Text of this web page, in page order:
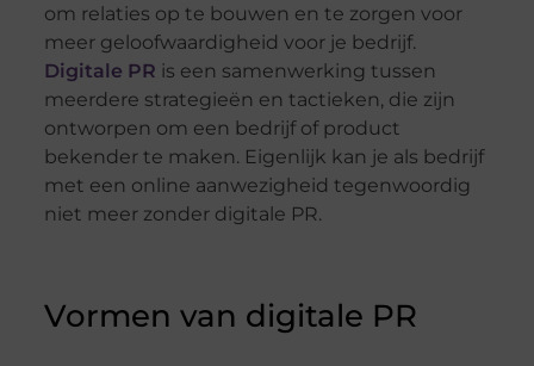
om relaties op te bouwen en te zorgen voor
meer geloofwaardigheid voor je bedrijf.
Digitale PR is een samenwerking tussen
meerdere strategieën en tactieken, die zijn
ontworpen om een bedrijf of product
bekender te maken. Eigenlijk kan je als bedrijf
met een online aanwezigheid tegenwoordig
niet meer zonder digitale PR.
Vormen van digitale PR